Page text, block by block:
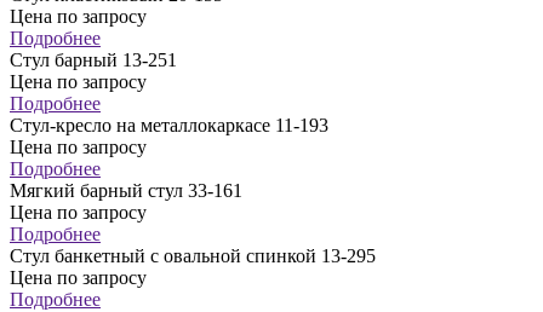
Цена по запросу
Подробнее
Стул барный 13-251
Цена по запросу
Подробнее
Стул-кресло на металлокаркасе 11-193
Цена по запросу
Подробнее
Мягкий барный стул 33-161
Цена по запросу
Подробнее
Стул банкетный с овальной спинкой 13-295
Цена по запросу
Подробнее